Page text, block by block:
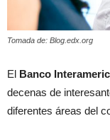
Tomada de: Blog.edx.org
El Banco
decenas de
diferentes áreas del